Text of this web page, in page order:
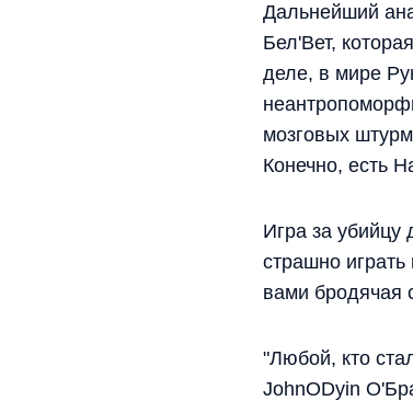
Дальнейший
Бел'Вет,
деле, в мире
мозговых
Конечно, есть
Игра за
страшно
вами бродячая
"Любой, кто
JohnODyin